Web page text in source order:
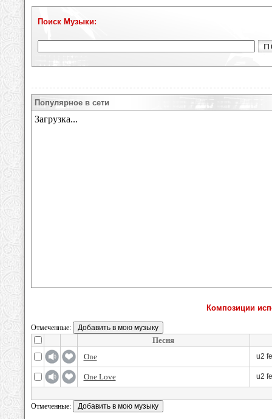
Поиск Музыки:
Популярное в сети
Композиции
Отмеченные:
Песня
One
u2
One Love u2
Отмеченные: